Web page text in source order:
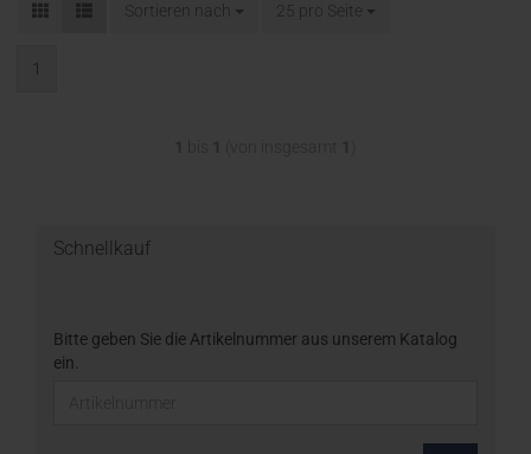
Sortieren nach 25 pro Seite
1
Schnellkauf
Bitte geben Sie die Artikelnummer aus unserem Katalog
ein.